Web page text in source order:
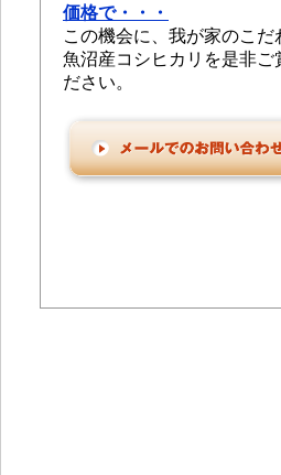
価格で・・・
この機会に、我が家のこだ
魚沼産コシヒカリを是非ご
ださい。